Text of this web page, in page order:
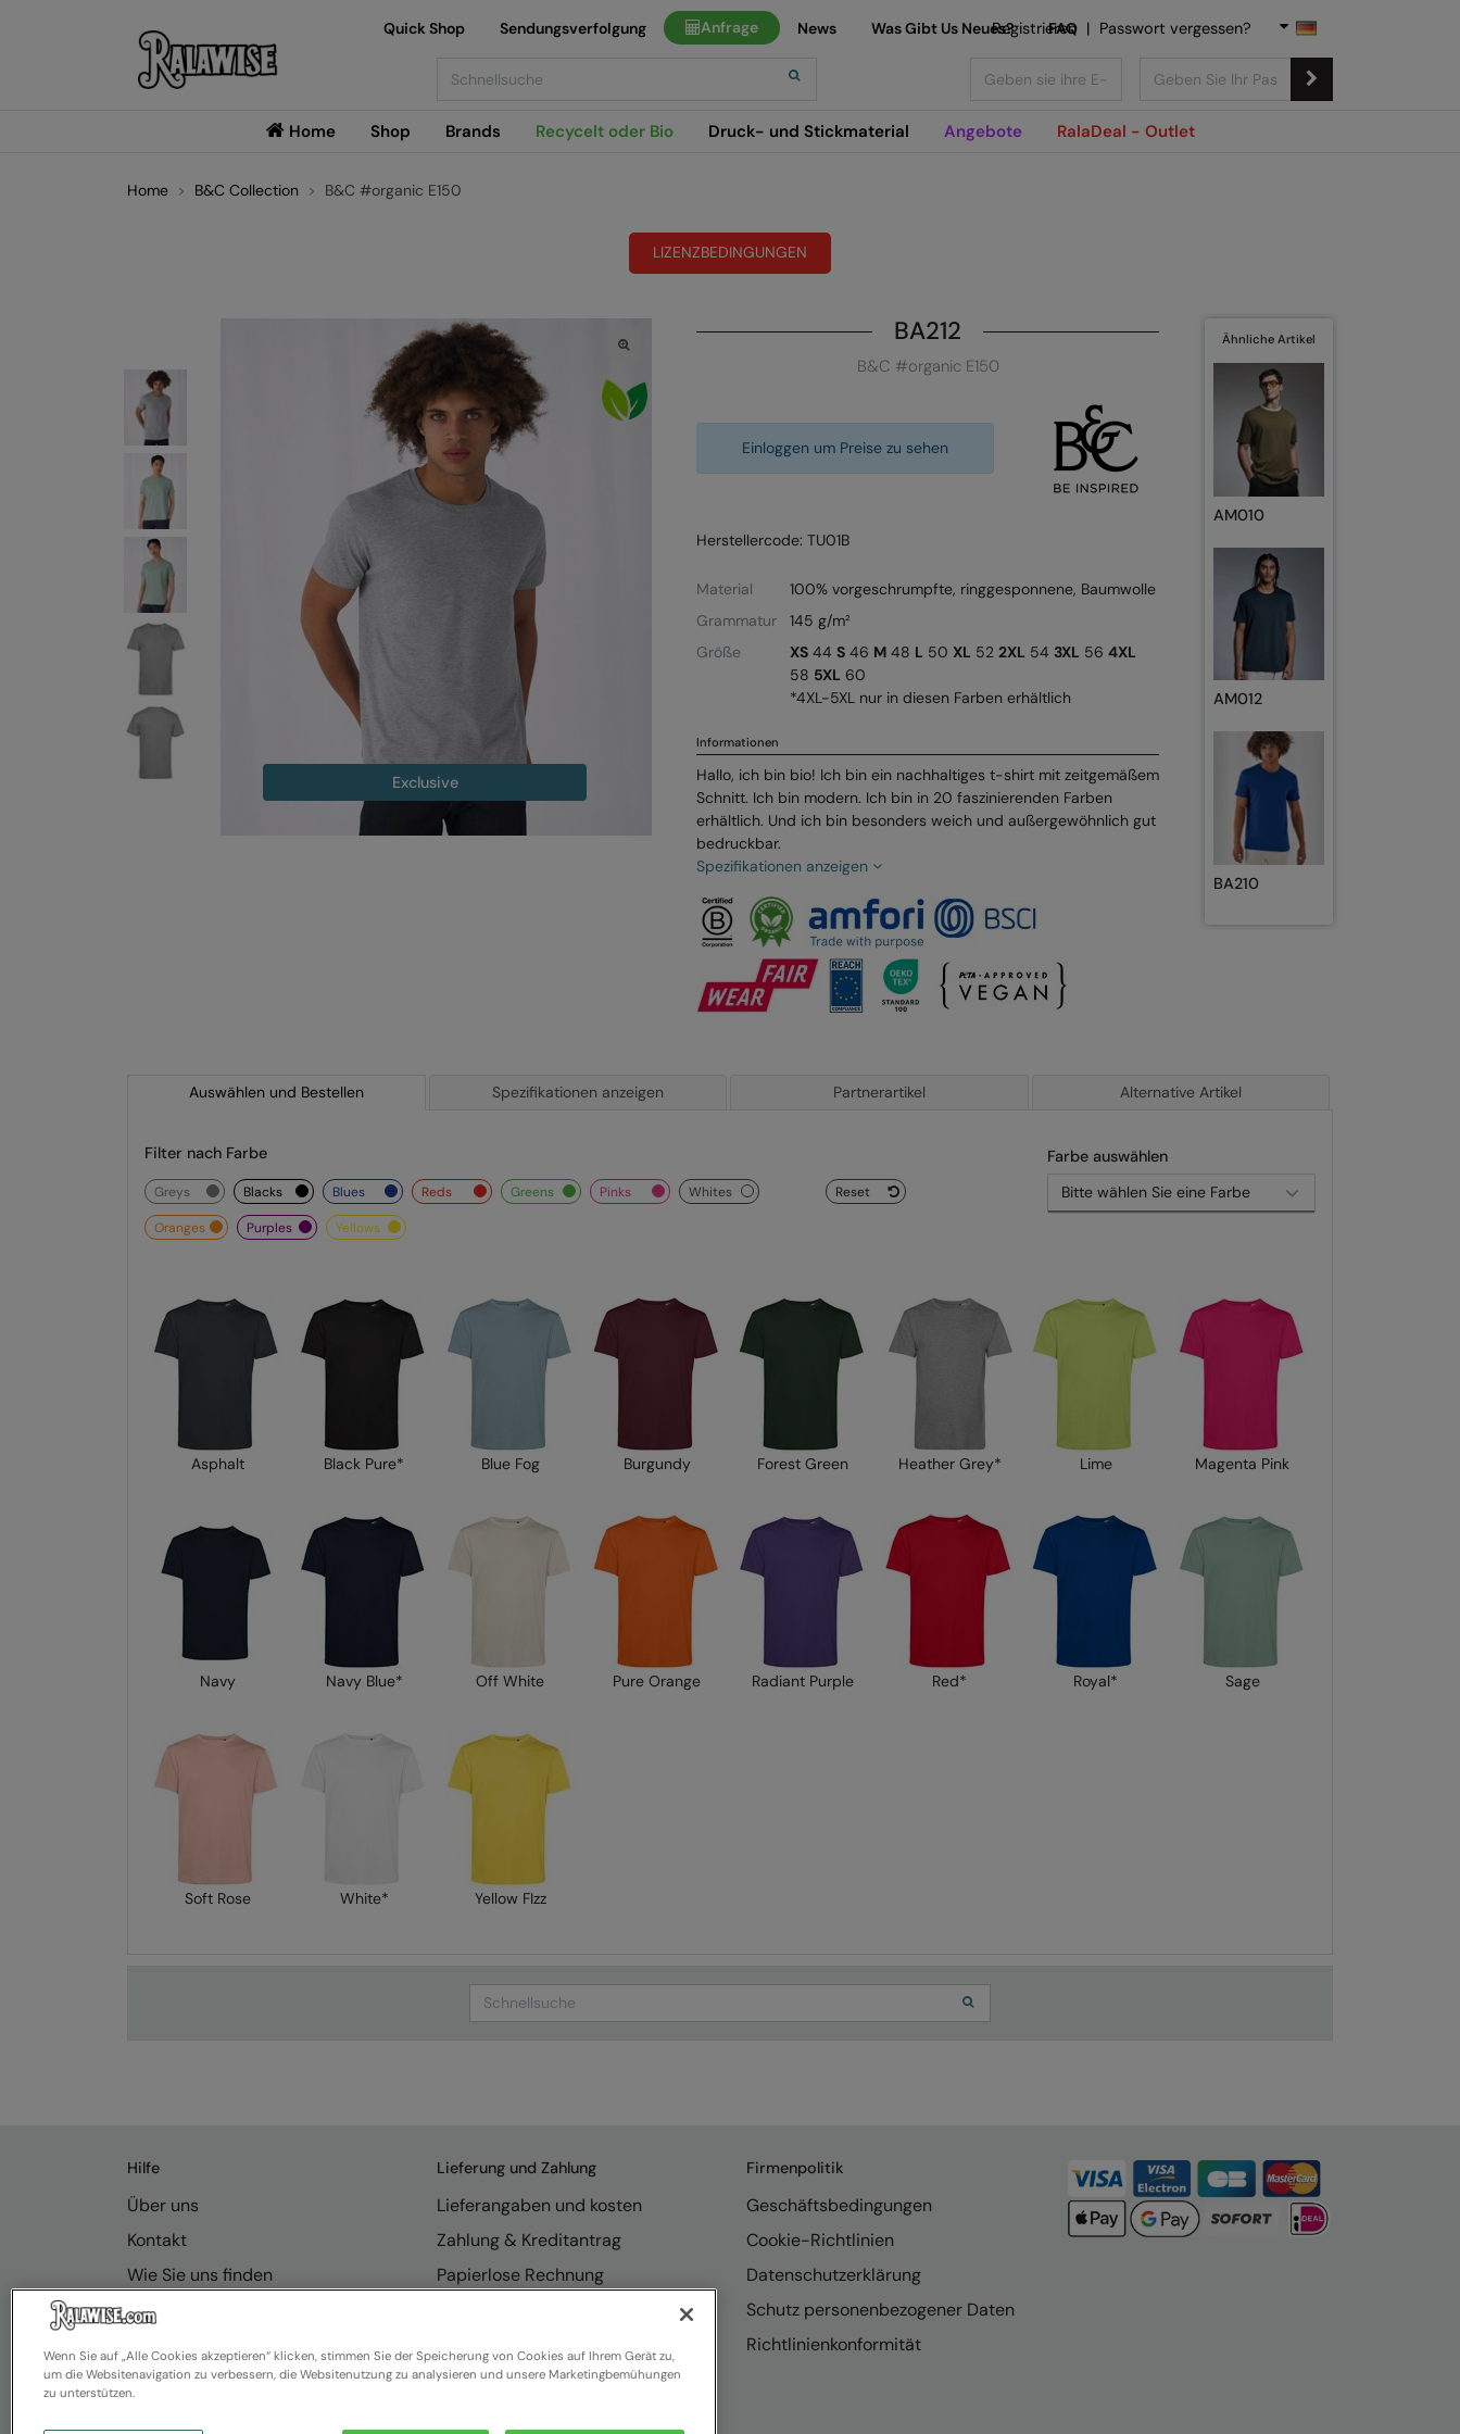
Home Shop Brands Recycelt oder Bio Druck- und Stickmaterial Angebote RalaDeal - Outlet
Quick Shop Sendungsverfolgung Anfrage News Was Gibt Us Neues? FAQ
Registrieren | Passwort vergessen?
Home B&C Collection B&C #organic E150
LIZENZBEDINGUNGEN
BA212
B&C #organic E150
Einloggen um Preise zu sehen
Herstellercode: TU01B
Material
100% vorgeschrumpfte, ringgesponnene, Baumwolle
Grammatur
145 g/m²
Größe
XS44 S46 M48 L 50 XL 52 2XL 54 3XL 56 4XL
58 5XL 60
*4XL-5XL nur in diesen Farben erhältlich
Informationen
Hallo, ich bin bio! Ich bin ein nachhaltiges t-shirt mit zeitgemäßem
Schnitt. Ich bin modern. Ich bin in 20 faszinierenden Farben
erhältlich. Und ich bin besonders weich und außergewöhnlich gut
bedruckbar.
Spezifikationen anzeigen
Exclusive
Ähnliche Artikel
AM010
AM012
BA210
Auswählen und Bestellen Spezifikationen anzeigen Partnerartikel Alternative Artikel
Farbe auswählen
Filter nach Farbe
Reset
greys blacks blues reds greens pinks whites
oranges purples yellows
Asphalt Black Pure* Blue Fog Burgundy Forest Green Heather Grey* Lime Magenta Pink
Navy Navy Blue* Off White Pure Orange Radiant Purple Red* Royal* Sage
Soft Rose White* Yellow FIzz
Search
Hilfe
Über uns
Kontakt
Wie Sie uns finden
Anfragen
FAQ
Lieferung und Zahlung
Lieferangaben und kosten
Zahlung & Kreditantrag
Papierlose Rechnung
Firmenpolitik
Geschäftsbedingungen
Cookie-Richtlinien
Datenschutzerklärung
Schutz personenbezogener Daten
Richtlinienkonformität
Wenn Sie auf „Alle Cookies akzeptieren“ klicken, stimmen Sie der Speicherung von Cookies auf Ihrem Gerät zu,
um die Websitenavigation zu verbessern, die Websitenutzung zu analysieren und unsere Marketingbemühungen
zu unterstützen.